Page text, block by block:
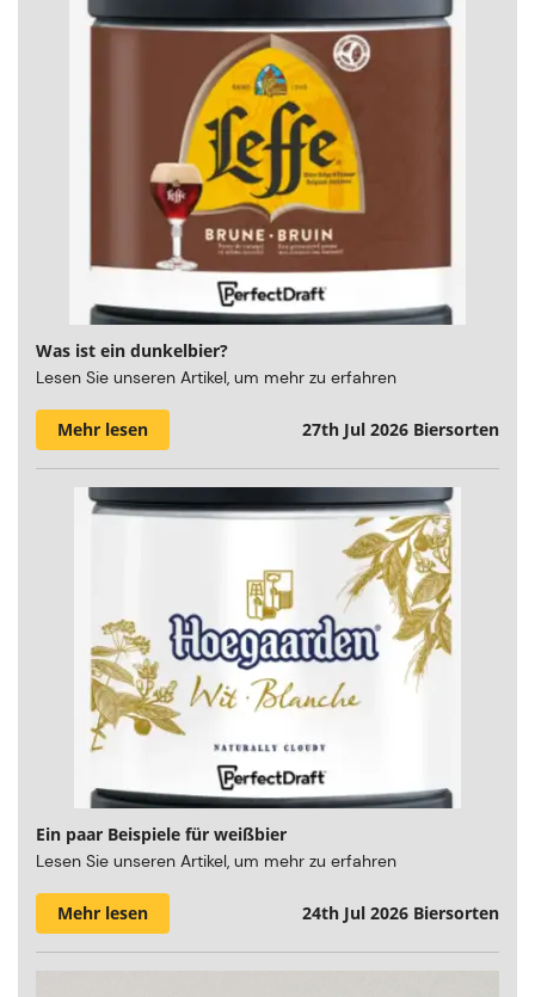
Was ist ein dunkelbier?
Lesen Sie unseren Artikel, um mehr zu erfahren
Mehr lesen 27th Jul 2026 Biersorten
Ein paar Beispiele für weißbier
Lesen Sie unseren Artikel, um mehr zu erfahren
Mehr lesen 24th Jul 2026 Biersorten